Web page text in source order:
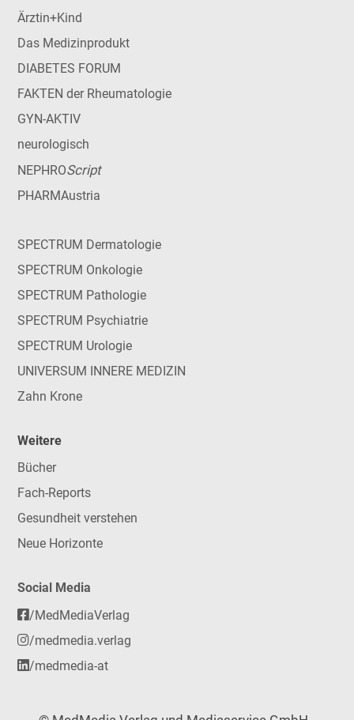
Ärztin+Kind
Das Medizinprodukt
DIABETES FORUM
FAKTEN der Rheumatologie
GYN-AKTIV
neurologisch
NEPHROScript
PHARMAustria
SPECTRUM Dermatologie
SPECTRUM Onkologie
SPECTRUM Pathologie
SPECTRUM Psychiatrie
SPECTRUM Urologie
UNIVERSUM INNERE MEDIZIN
Zahn Krone
Weitere
Bücher
Fach-Reports
Gesundheit verstehen
Neue Horizonte
Social Media
/MedMediaVerlag
/medmedia.verlag
/medmedia-at